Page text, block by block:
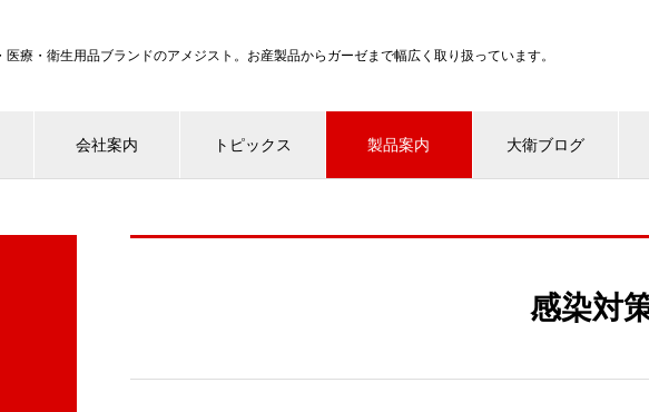
療・衛生用品ブランドのアメジスト。お産製品からガーゼまで幅広く取り扱っています。
会社案内 トピックス 製品案内 大衛ブログ
感染対